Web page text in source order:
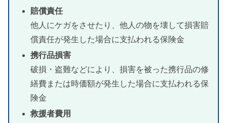
賠償責任
他人にケガをさせたり、他人の物を壊して損害賠
償責任が発生した場合に支払われる保険金
携行品損害
破損・盗難などにより、損害を被った携行品の修
繕費または時価額が発生した場合に支払われる保
険金
救援者費用